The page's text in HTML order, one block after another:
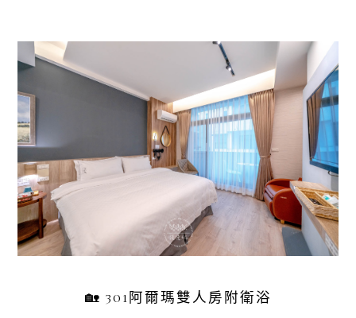
🏡 301阿爾瑪雙人房附衛浴